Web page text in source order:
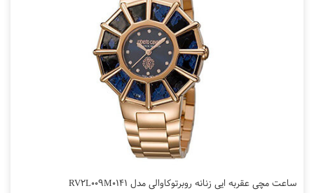
ساعت مچی عقربه ایی زنانه روبرتوکاوالی مدل RV2L009M0141